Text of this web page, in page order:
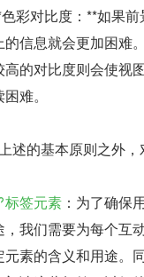
彩对比度：**如果
的信息就会更加困难
高的对比度则会使视
难。
述的基本原则之外，
标签元素 ：为了确保
，我们需要为每个互
元素的含义和用途。